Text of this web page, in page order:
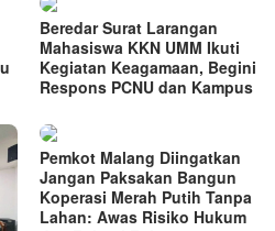
Beredar Surat Larangan
Mahasiswa KKN UMM Ikuti
Kegiatan Keagamaan, Begini
Respons PCNU dan Kampus
Pemkot Malang Diingatkan
Jangan Paksakan Bangun
Koperasi Merah Putih Tanpa
Lahan: Awas Risiko Hukum